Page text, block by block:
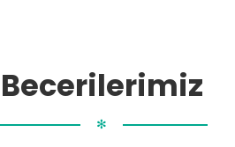
Becerilerimiz
✻